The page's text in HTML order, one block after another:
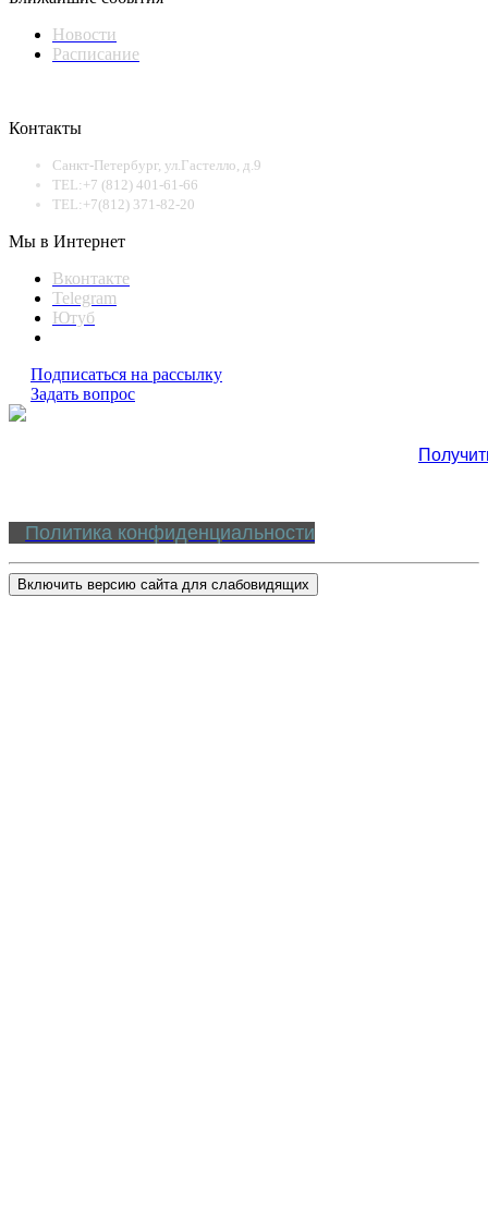
Новости
Расписание
Контакты
Санкт-Петербург, ул.Гастелло, д.9
TEL:+7 (812) 401-61-66
TEL:+7(812) 371-82-20
Мы в Интернет
Вконтакте
Telegram
Ютуб
Подписаться на рассылку
Задать вопрос
Политика конфиденциальности
Включить версию сайта для слабовидящих